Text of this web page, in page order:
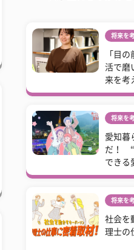
将来を
「目
活で磨
来を考
将来を
愛知暮
だ！ “
できる
将来を
社会を
理士の